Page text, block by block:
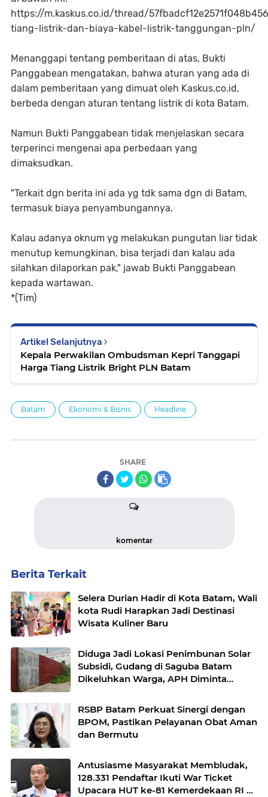
https://m.kaskus.co.id/thread/
tiang-listrik-dan-biaya-kabel-listrik-tanggungan-pln/
Menanggapi tentang pemberitaan di atas, Bukti
Panggabean mengatakan, bahwa aturan yang ada di
dalam pemberitaan yang dimuat oleh Kaskus.co.id,
berbeda dengan aturan tentang listrik di kota Batam.
Namun Bukti Panggabean tidak menjelaskan secara
terperinci mengenai apa perbedaan yang
dimaksudkan.
"Terkait dgn berita ini ada yg tdk sama dgn di Batam,
termasuk biaya penyambungannya.
Kalau adanya oknum yg melakukan pungutan liar tidak
menutup kemungkinan, bisa terjadi dan kalau ada
silahkan dilaporkan pak," jawab Bukti Panggabean
kepada wartawan.
*(Tim)
Artikel Selanjutnya
Kepala Perwakilan Ombudsman Kepri Tanggapi
Harga Tiang Listrik Bright PLN Batam
Batam Ekonomi & Bisnis Headline
SHARE
komentar
Berita Terkait
Selera Durian Hadir di Kota Batam, Wali
kota Rudi Harapkan Jadi Destinasi
Wisata Kuliner Baru
Diduga Jadi Lokasi Penimbunan Solar
Subsidi, Gudang di Saguba Batam
Dikeluhkan Warga, APH Diminta
RSBP Batam Perkuat Sinergi dengan
BPOM, Pastikan Pelayanan Obat Aman
dan Bermutu
Antusiasme Masyarakat Membludak,
128.331 Pendaftar Ikuti War Ticket
Upacara HUT ke-81 Kemerdekaan RI di